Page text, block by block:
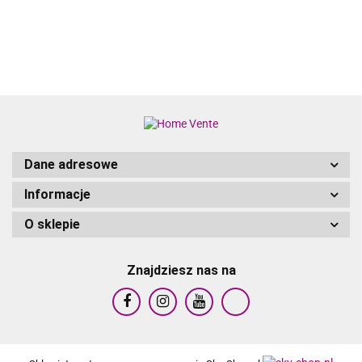
Dane adresowe
Informacje
O sklepie
Znajdziesz nas na